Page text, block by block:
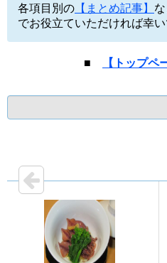
各項目別の 【まとめ記事】
でお役立ていただければ幸い
■ 【トップ